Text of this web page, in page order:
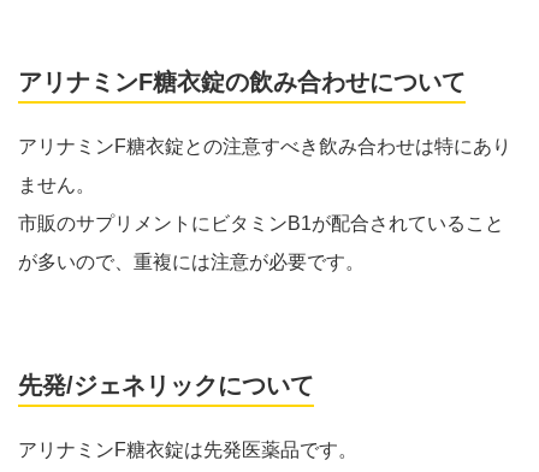
アリナミンF糖衣錠の飲み合わせについて
アリナミンF糖衣錠との注意すべき飲み合わせは特にあり
ません。
市販のサプリメントにビタミンB1が配合されていること
が多いので、重複には注意が必要です。
先発/ジェネリックについて
アリナミンF糖衣錠は先発医薬品です。